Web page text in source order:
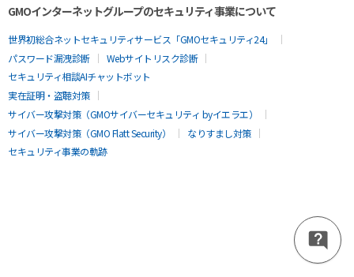
GMOインターネットグループのセキュリティ事業について
世界初総合ネットセキュリティサービス「GMOセキュリティ24」
パスワード漏洩診断
Webサイトリスク診断
セキュリティ相談AIチャットボット
実在証明・盗聴対策
サイバー攻撃対策（GMOサイバーセキュリティ byイエラエ）
サイバー攻撃対策（GMO Flatt Security）
なりすまし対策
セキュリティ事業の軌跡